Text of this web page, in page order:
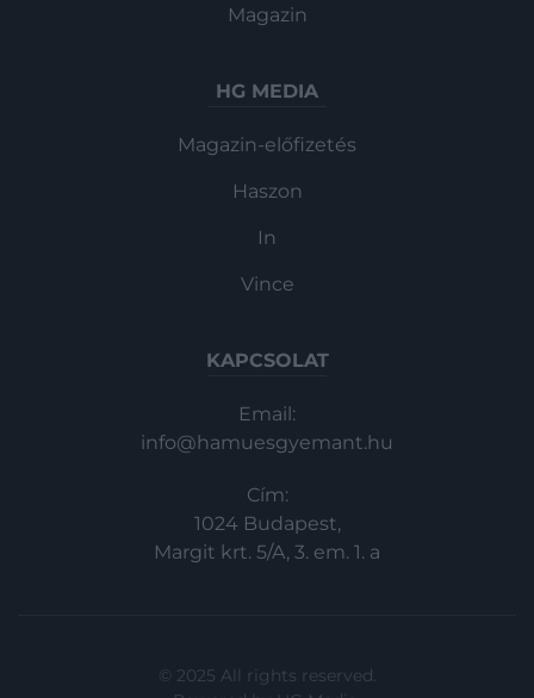
Magazin
HG MEDIA
Magazin-előfizetés
Haszon
In
Vince
KAPCSOLAT
Email:
info@hamuesgyemant.hu
Cím:
1024 Budapest,
Margit krt. 5/A, 3. em. 1. a
© 2025 All rights reserved.